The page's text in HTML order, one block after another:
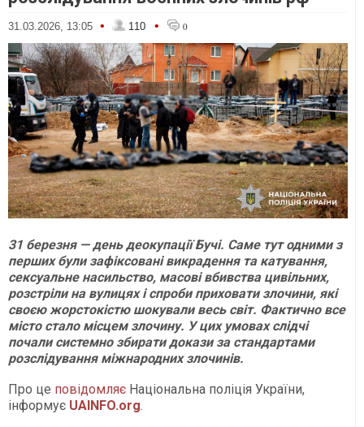
31.03.2026, 13:05 • 110 • 0
31 березня — день деокупації Бучі. Саме тут одними з
перших були зафіксовані викрадення та катування,
сексуальне насильство, масові вбивства цивільних,
розстріли на вулицях і спроби приховати злочини, які
своєю жорстокістю шокували весь світ. Фактично все
місто стало місцем злочину. У цих умовах слідчі
почали системно збирати докази за стандартами
розслідування міжнародних злочинів.
Про це повідомляє Національна поліція України,
інформує UAINFO.org.